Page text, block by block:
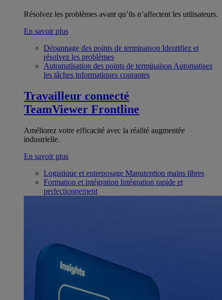
Résolvez les problèmes avant qu’ils n’affectent les utilisateurs.
En savoir plus
Dépannage des points de terminaison Identifiez et
résolvez les problèmes
Automatisation des points de terminaison Automatisez
les tâches informatiques courantes
Travailleur connecté
TeamViewer Frontline
Améliorez votre efficacité avec la réalité augmentée
industrielle.
En savoir plus
Logistique et entreposage Manutention mains libres
Formation et intégration Intégration rapide et
perfectionnement